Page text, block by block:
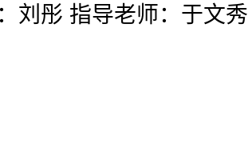
刘彤 指导老师：于文秀